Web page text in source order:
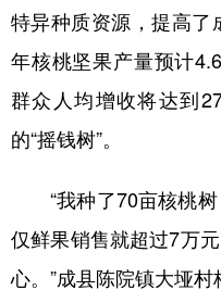
特异种质资源，提高
年核桃坚果产量预计
群众人均增收将达到
的“摇钱树”。
“我种了70亩核桃树
仅鲜果销售就超过7万
心。”成县陈院镇大垭